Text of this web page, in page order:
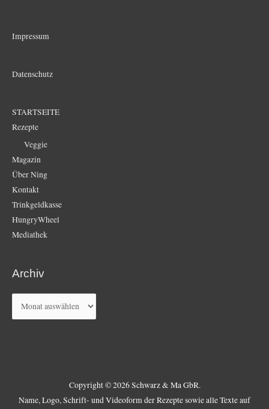
Impressum
Datenschutz
STARTSEITE
Rezepte
Veggie
Magazin
Über Ning
Kontakt
Trinkgeldkasse
HungryWheel
Mediathek
Archiv
Copyright © 2026 Schwarz & Ma GbR.
Name, Logo, Schrift- und Videoform der Rezepte sowie alle Texte auf